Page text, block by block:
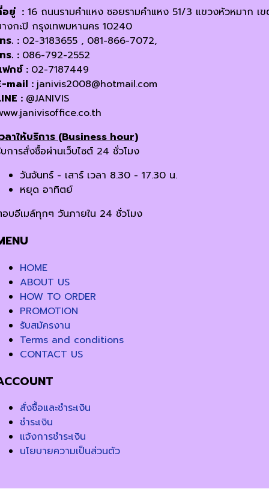
อยู่ : 16 ถนนรามคำแหง ซอยรามคำแหง 51/3 แขวงหัวหมาก เ
งกะปิ กรุงเทพมหานคร 10240
ร. : 02-3183655 , 081-866-7072,
ร. : 086-792-2552
กซ์ : 02-7187449
mail : janivis2008@hotmail.com
: @JANIVIS
ลาให้บริการ (Business hour)
การสั่งซื้อผ่านเว็บไซต์ 24 ชั่วโมง
วันจันทร์ - เสาร์ เวลา 8.30 - 17.30 น.
หยุด อาทิตย์
บอีเมล์ทุกๆ วันภายใน 24 ชั่วโมง
HOME
ABOUT US
HOW TO ORDER
PROMOTION
รับสมัครงาน
Terms and conditions
CONTACT US
สั่งซื้อและชำระเงิน
ชำระเงิน
แจ้งการชำระเงิน
นโยบายความเป็นส่วนตัว